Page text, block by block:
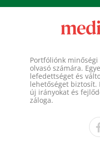
Portfóliónk
olvasó számára.
lefedettséget és
lehetőséget biztosít.
új irányokat és
záloga.